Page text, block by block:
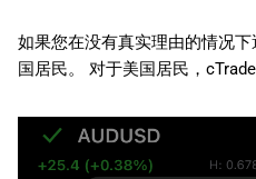
如果您在没有真实理由的情况
国居民。 对于美国居民，